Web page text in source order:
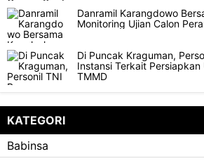
Danramil Karangdowo
Monitoring Ujian Calon
Di Puncak Kraguman,
Instansi Terkait
TMMD
KATEGORI
Babinsa